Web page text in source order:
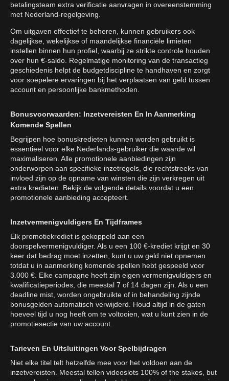
betalingsteam extra verificatie aanvragen in overeenstemming
met Nederland-regelgeving.
Om uitgaven effectief te beheren, kunnen gebruikers ook
dagelijkse, wekelijkse of maandelijkse financiële limieten
instellen binnen hun profiel, waarbij ze strikte controle houden
over hun €-saldo. Regelmatige monitoring van de transactieg
geschiedenis helpt de budgetdiscipline te handhaven en zorgt
voor soepelere ervaringen bij het verplaatsen van geld tussen
account en persoonlijke bankmethoden.
Bonusvoorwaarden: Inzetvereisten En In Aanmerking
Komende Spellen
Begrijpen hoe bonuskredieten kunnen worden gebruikt is
essentieel voor elke Nederlands-gebruiker die waarde wil
maximaliseren. Alle promotionele aanbiedingen zijn
onderworpen aan specifieke inzetregels, die rechtstreeks van
invloed zijn op de opname van winsten die zijn verkregen uit
extra kredieten. Bekijk de volgende details voordat u een
promotionele aanbieding accepteert.
Inzetvermenigvuldigers En Tijdframes
Elk promotiekrediet is gekoppeld aan een
doorspelvermenigvuldiger. Als u een 100 €-krediet krijgt en 30
keer dat bedrag moet inzetten, kunt u uw geld niet opnemen
totdat u in aanmerking komende spellen hebt gespeeld voor
3.000 €. Elke campagne heeft zijn eigen vermenigvuldigers en
kwalificatieperiodes, die meestal 7 of 14 dagen zijn. Als u een
deadline mist, worden ongebruikte of in behandeling zijnde
bonusgelden automatisch verwijderd. Houd altijd in de gaten
hoeveel tijd u nog heeft om te voltooien, wat u kunt zien in de
promotiesectie van uw account.
Tarieven En Uitsluitingen Voor Spelbijdragen
Niet elke titel telt hetzelfde mee voor het voldoen aan de
inzetvereisten. Meestal tellen videoslots 100% of the stakes, but